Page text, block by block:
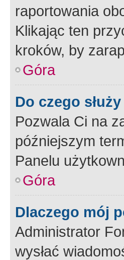
raportowania
Klikając ten
kroków, by
Góra
Do czego
Pozwala Ci na
późniejszym
Panelu
Góra
Dlaczego mój
Administrator
wysłać